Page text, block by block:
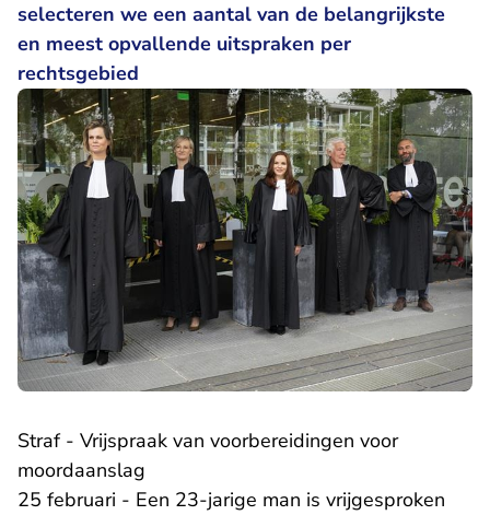
selecteren we een aantal van de belangrijkste
en meest opvallende uitspraken per
rechtsgebied
Straf - Vrijspraak van voorbereidingen voor
moordaanslag
25 februari - Een 23-jarige man is vrijgesproken